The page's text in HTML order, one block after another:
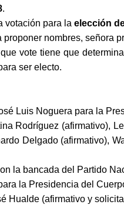
.
votación para la elección
nombres, señora
vote tiene que
ser electo.
Luis Noguera para la
Rodríguez (afirmativo),
Delgado (afirmativo),
la bancada del Partido
la Presidencia del
Hualde (afirmativo y